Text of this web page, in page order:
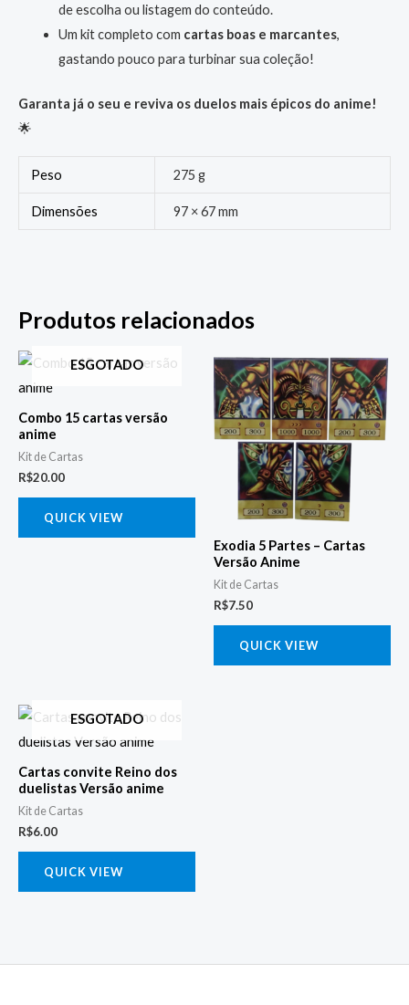
de escolha ou listagem do conteúdo.
Um kit completo com cartas boas e marcantes,
gastando pouco para turbinar sua coleção!
Garanta já o seu e reviva os duelos mais épicos do anime!
🌟
Peso 275 g
Dimensões 97 × 67 mm
Produtos relacionados
ESGOTADO
Combo 15 cartas versão
anime
Kit de Cartas
R$20.00
QUICK VIEW
Exodia 5 Partes – Cartas
Versão Anime
Kit de Cartas
R$7.50
QUICK VIEW
ESGOTADO
Cartas convite Reino dos
duelistas Versão anime
Kit de Cartas
R$6.00
QUICK VIEW